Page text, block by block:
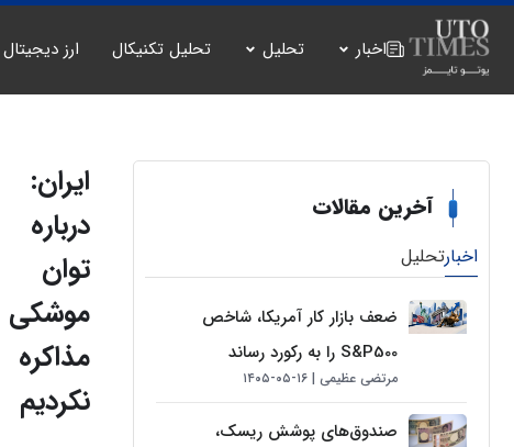
اخبار تحلیل تحلیل تکنیکال ارز دیجیتال
آخرین مقالات
اخبارتحلیل
ضعف بازار کار آمریکا، شاخص
S&P500 را به رکورد رساند
مرتضی عظیمی ۱۶-۰۵-۱۴۰۵
صندوق‌های پوشش ریسک،
ایران:
درباره
توان
موشکی
مذاکره
نکردیم